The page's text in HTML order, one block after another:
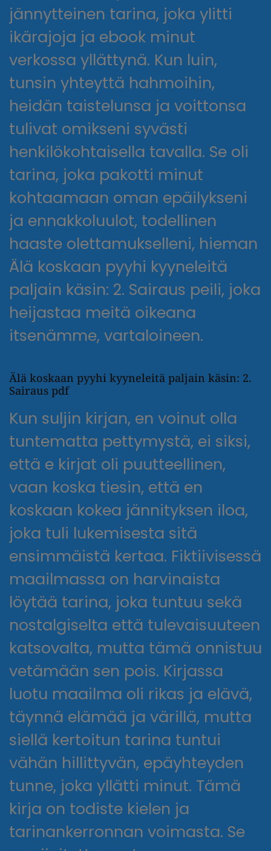
jännytteinen tarina, joka ylitti
ikärajoja ja ebook minut
verkossa yllättynä. Kun luin,
tunsin yhteyttä hahmoihin,
heidän taistelunsa ja voittonsa
tulivat omikseni syvästi
henkilökohtaisella tavalla. Se oli
tarina, joka pakotti minut
kohtaamaan oman epäilykseni
ja ennakkoluulot, todellinen
haaste olettamukselleni, hieman
Älä koskaan pyyhi kyyneleitä
paljain käsin: 2. Sairaus peili, joka
heijastaa meitä oikeana
itsenämme, vartaloineen.
Älä koskaan pyyhi kyyneleitä paljain käsin: 2.
Sairaus pdf
Kun suljin kirjan, en voinut olla
tuntematta pettymystä, ei siksi,
että e kirjat​ oli puutteellinen,
vaan koska tiesin, että en
koskaan kokea jännityksen iloa,
joka tuli lukemisesta sitä
ensimmäistä kertaa. Fiktiivisessä
maailmassa on harvinaista
löytää tarina, joka tuntuu sekä
nostalgiselta että tulevaisuuteen
katsovalta, mutta tämä onnistuu
vetämään sen pois. Kirjassa
luotu maailma oli rikas ja elävä,
täynnä elämää ja värillä, mutta
siellä kertoitun tarina tuntui
vähän hillittyvän, epäyhteyden
tunne, joka yllätti minut. Tämä
kirja on todiste kielen ja
tarinankerronnan voimasta. Se